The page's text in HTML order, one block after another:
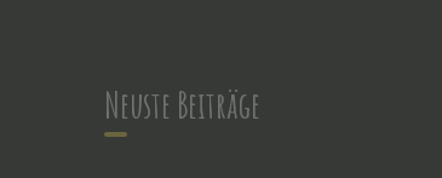
Neuste Beiträge